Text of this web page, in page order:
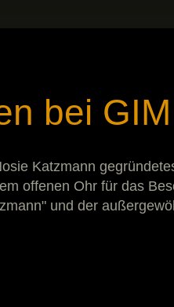
bei GIM
Katzmann
offenen Ohr für das
und der